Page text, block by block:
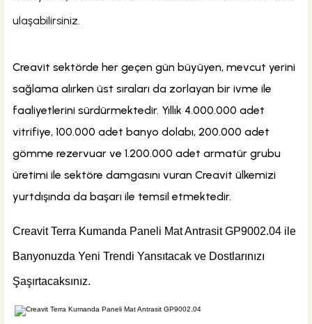
ulaşabilirsiniz.
Creavit sektörde her geçen gün büyüyen, mevcut yerini
sağlama alırken üst sıraları da zorlayan bir ivme ile
faaliyetlerini sürdürmektedir. Yıllık 4.000.000 adet
vitrifiye, 100.000 adet banyo dolabı, 200.000 adet
gömme rezervuar ve 1.200.000 adet armatür grubu
üretimi ile sektöre damgasını vuran Creavit ülkemizi
yurtdışında da başarı ile temsil etmektedir.
Creavit Terra Kumanda Paneli Mat Antrasit GP9002.04 ile
Banyonuzda Yeni Trendi Yansıtacak ve Dostlarınızı
Şaşırtacaksınız.